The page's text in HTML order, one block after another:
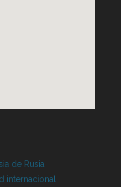
de Rusia
internacional